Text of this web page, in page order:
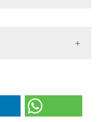
nel nuovo